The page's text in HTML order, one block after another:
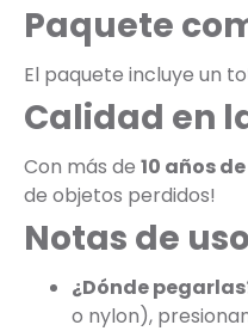
Paquete
El paquete incluye un
Calidad en
Con más de 10 años
de objetos perdidos!
Notas de
¿Dónde
o nylon),